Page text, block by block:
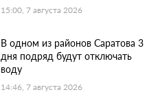
15:00, 7 августа 2026
В одном из районов Саратова 3
дня подряд будут отключать
воду
14:46, 7 августа 2026